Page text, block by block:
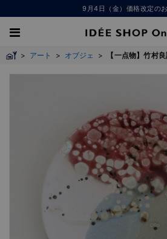
9月4日（金）価格改定の
> アート > オブジェ > 【一点物】竹村